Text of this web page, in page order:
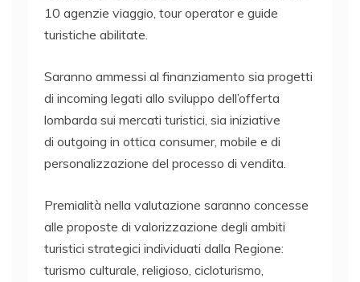
10 agenzie viaggio, tour operator e guide
turistiche abilitate.
Saranno ammessi al finanziamento sia progetti
di incoming legati allo sviluppo dell’offerta
lombarda sui mercati turistici, sia iniziative
di outgoing in ottica consumer, mobile e di
personalizzazione del processo di vendita.
Premialità nella valutazione saranno concesse
alle proposte di valorizzazione degli ambiti
turistici strategici individuati dalla Regione:
turismo culturale, religioso, cicloturismo,